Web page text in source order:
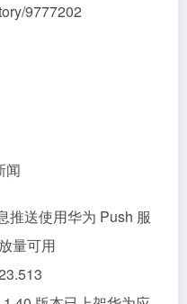
9777202
闻
推送使用华为 Push 服
量可用